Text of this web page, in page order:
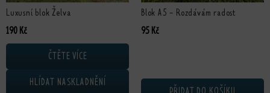
Luxusní blok Želva
190 Kč
ČTĚTE VÍCE
HLÍDAT NASKLADNĚNÍ
Blok A5 - Rozdávám radost
95 Kč